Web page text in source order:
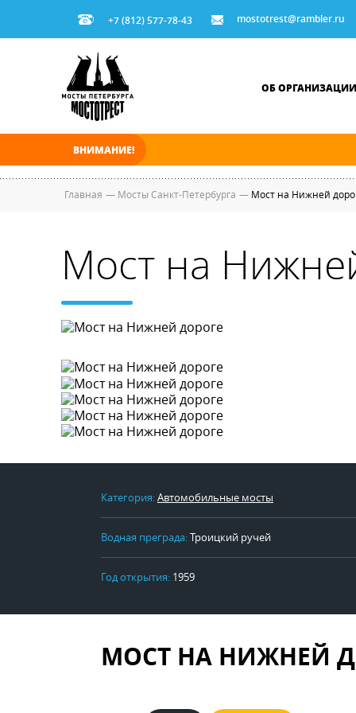
+7 (812) 577-78-43 mostotrest@rambler.ru
ОБ ОРГАНИЗАЦИИ
ВНИМАНИЕ!
Главная — Мосты Санкт-Петербурга — Мост на Нижней
Мост на
Категория:Автомобильные мосты
Водная преграда:Троицкий ручей
Год открытия: 1959
МОСТ НА НИЖНЕЙ